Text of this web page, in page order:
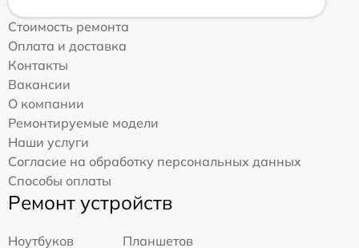
Стоимость ремонта
Оплата и доставка
Контакты
Вакансии
О компании
Ремонтируемые модели
Наши услуги
Согласие на обработку персональных данных
Способы оплаты
Ремонт устройств
Ноутбуков
Планшетов